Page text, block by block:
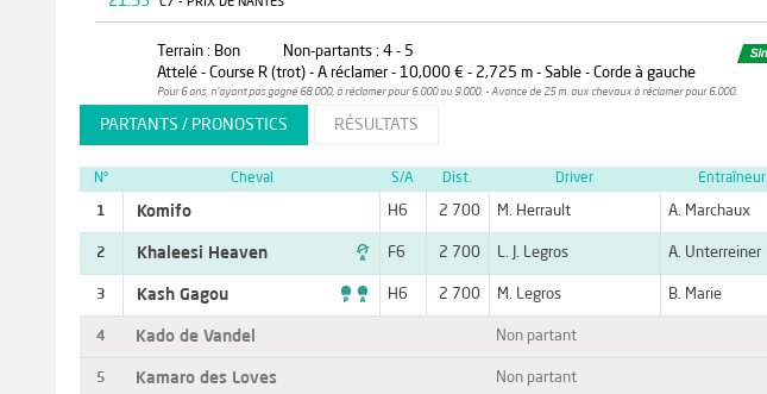
C7 - PRIX DE NANTES
Terrain : Bon
Non-partants : 4 - 5
Attelé - Course R (trot) - A réclamer - 10,000 € - 2,725 m - Sable - Corde à gauche
Pour 6 ans, n'ayant pas gagné 68.000, à réclamer pour 6.000 ou 9.000. - Avance de 25 m. aux chevaux à réclamer pour 6.000.
PARTANTS / PRONOSTICS RÉSULTATS
N° Cheval S/A Dist. Driver Entraîneur
1 Komifo H6 2 700 M. Herrault A. Marchaux
2 Khaleesi Heaven  F6 2 700 L. J. Legros A. Unterreiner
3 Kash Gagou  H6 2 700 M. Legros B. Marie
4 Kado de Vandel Non partant
5 Kamaro des Loves Non partant